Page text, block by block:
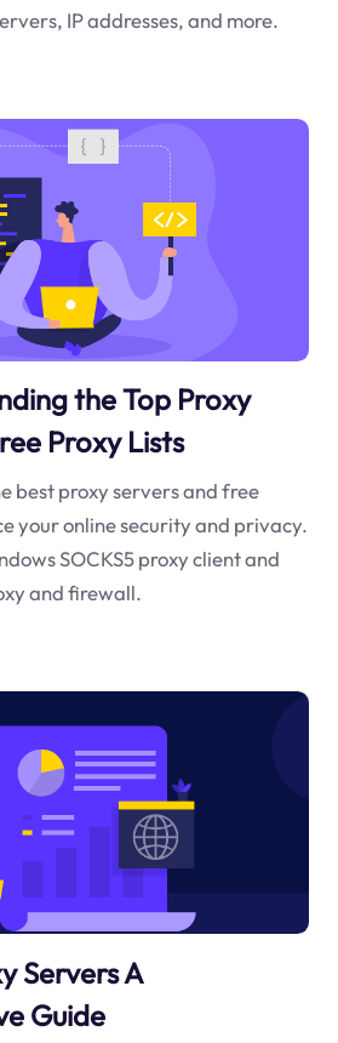
IP addresses, and more.
the Top Proxy
Proxy Lists
best proxy servers and free
your online security and privacy.
SOCKS5 proxy client and
and firewall.
Servers A
Guide